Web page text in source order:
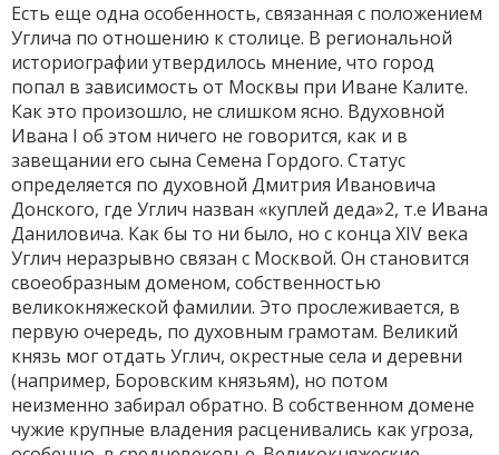
Есть еще одна особенность, связанная с положением
Углича по отношению к столице. В региональной
историографии утвердилось мнение, что город
попал в зависимость от Москвы при Иване Калите.
Как это произошло, не слишком ясно. Вдуховной
Ивана I об этом ничего не говорится, как и в
завещании его сына Семена Гордого. Статус
определяется по духовной Дмитрия Ивановича
Донского, где Углич назван «куплей деда»2, т.е Ивана
Даниловича. Как бы то ни было, но с конца XIV века
Углич неразрывно связан с Москвой. Он становится
своеобразным доменом, собственностью
великокняжеской фамилии. Это прослеживается, в
первую очередь, по духовным грамотам. Великий
князь мог отдать Углич, окрестные села и деревни
(например, Боровским князьям), но потом
неизменно забирал обратно. В собственном домене
чужие крупные владения расценивались как угроза,